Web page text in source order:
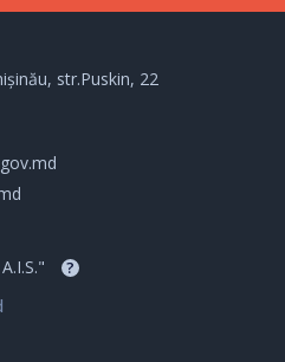
str.Puskin, 22
?